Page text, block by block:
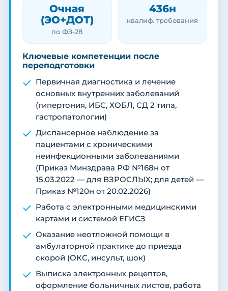
Очная
(ЭО+ДОТ)
по ФЗ-28
436н
квалиф. требования
Ключевые компетенции после
переподготовки
Первичная диагностика и лечение
основных внутренних заболеваний
(гипертония, ИБС, ХОБЛ, СД 2 типа,
гастропатологии)
Диспансерное наблюдение за
пациентами с хроническими
неинфекционными заболеваниями
(Приказ Минздрава РФ №168н от
15.03.2022 — для ВЗРОСЛЫХ; для детей —
Приказ №120н от 20.02.2026)
Работа с электронными медицинскими
картами и системой ЕГИСЗ
Оказание неотложной помощи в
амбулаторной практике до приезда
скорой (ОКС, инсульт, шок)
Выписка электронных рецептов,
оформление больничных листов, работа